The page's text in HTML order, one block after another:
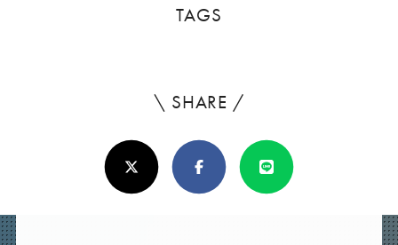
TAGS
\ SHARE /
ろ
し
け
X(Twitter)FacebookLine